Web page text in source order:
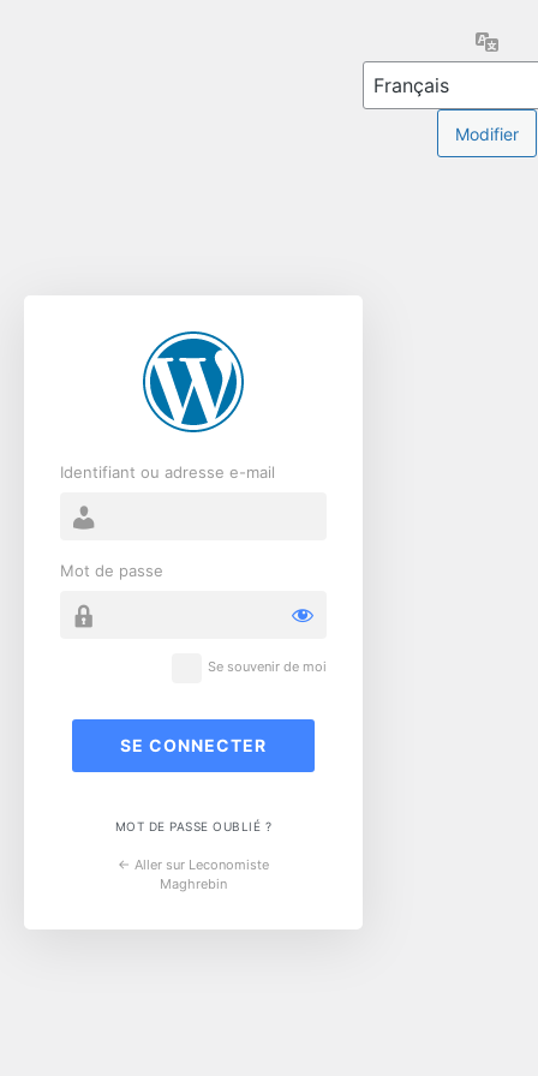
Identifiant ou adresse e-mail
Mot de passe
Se souvenir de moi
MOT DE PASSE OUBLIÉ ?
← Aller sur Leconomiste
Maghrebin